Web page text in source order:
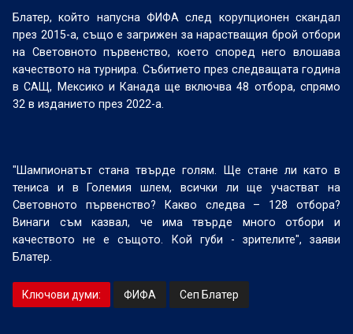
Блатер, който напусна ФИФА след корупционен скандал
през 2015-а, също е загрижен за нарастващия брой отбори
на Световното първенство, което според него влошава
качеството на турнира. Събитието през следващата година
в САЩ, Мексико и Канада ще включва 48 отбора, спрямо
32 в изданието през 2022-а.
"Шампионатът стана твърде голям. Ще стане ли като в
тениса и в Големия шлем, всички ли ще участват на
Световното първенство? Какво следва – 128 отбора?
Винаги съм казвал, че има твърде много отбори и
качеството не е същото. Кой губи - зрителите", заяви
Блатер.
Ключови думи: ФИФА Сеп Блатер